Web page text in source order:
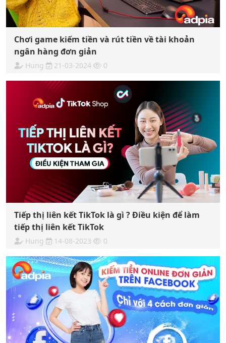
Chơi game kiếm tiền và rút tiền về tài khoản
ngân hàng đơn giản
Hung 21-03-2024 0
Tiếp thị liên kết TikTok là gì ? Điều kiện để làm
tiếp thị liên kết TikTok
Hung 14-08-2023 0